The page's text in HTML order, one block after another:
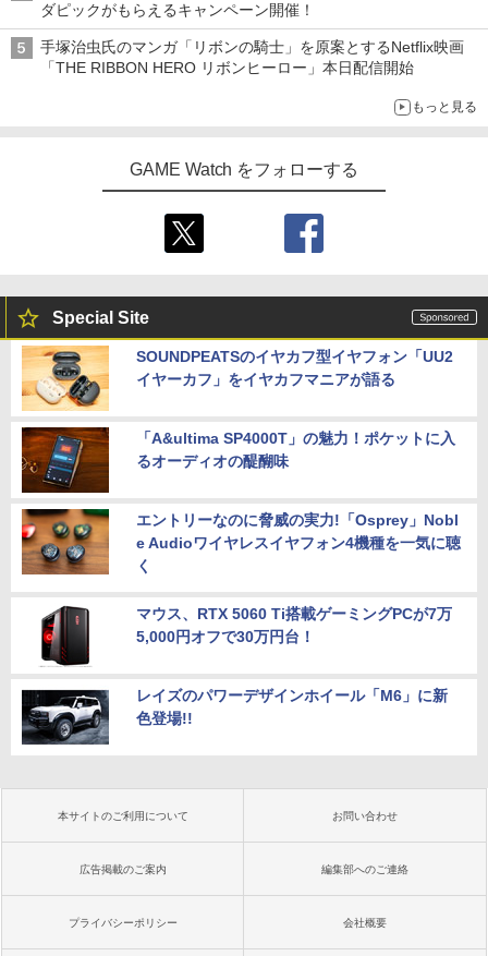
ダピックがもらえるキャンペーン開催！
手塚治虫氏のマンガ「リボンの騎士」を原案とするNetflix映画
「THE RIBBON HERO リボンヒーロー」本日配信開始
もっと見る
GAME Watch をフォローする
Special Site
SOUNDPEATSのイヤカフ型イヤフォン「UU2
イヤーカフ」をイヤカフマニアが語る
「A&ultima SP4000T」の魅力！ポケットに入
るオーディオの醍醐味
エントリーなのに脅威の実力!「Osprey」Nobl
e Audioワイヤレスイヤフォン4機種を一気に聴
く
マウス、RTX 5060 Ti搭載ゲーミングPCが7万
5,000円オフで30万円台！
レイズのパワーデザインホイール「M6」に新
色登場!!
本サイトのご利用について お問い合わせ
広告掲載のご案内 編集部へのご連絡
プライバシーポリシー 会社概要